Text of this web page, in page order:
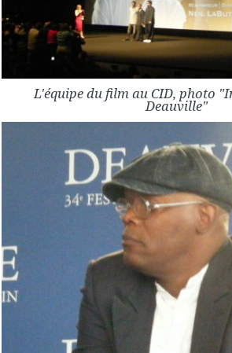
L'équipe du film au CID, photo
Deauville"